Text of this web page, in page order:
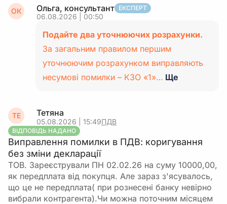
ОК Ольга, консультант ЕКСПЕРТ
06.08.2026 | 00:50
Подайте два уточнюючих розрахунки.
За загальним правилом першим
уточнюючим розрахунком виправляють
несумові помилки – КЗО «1»… Ще
ТЕ Тетяна
05.08.2026 | 15:49ПДВ
ВІДПОВІДЬ НАДАНО
Виправлення помилки в ПДВ: коригування
без зміни декларації
ТОВ. Зареєстрували ПН 02.02.26 на суму 10000,00,
як передплата від покупця. Але зараз з'ясувалось,
що це не передплата( при рознесені банку невірно
вибрали контрагента).Чи можна поточним місяцем